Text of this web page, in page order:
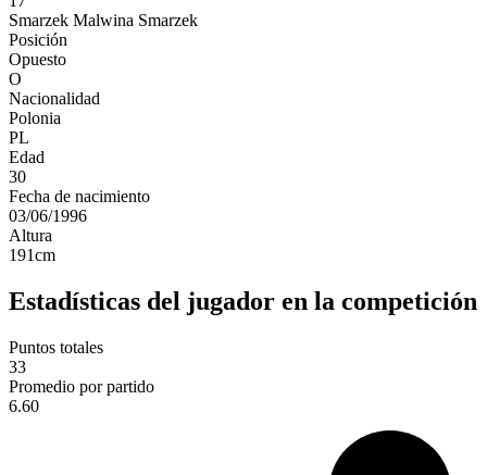
Smarzek Malwina Smarzek
Posición
Opuesto
O
Nacionalidad
Polonia
PL
Edad
30
Fecha de nacimiento
03/06/1996
Altura
191cm
Estadísticas del jugador en la competición
Puntos totales
33
Promedio por partido
6.60